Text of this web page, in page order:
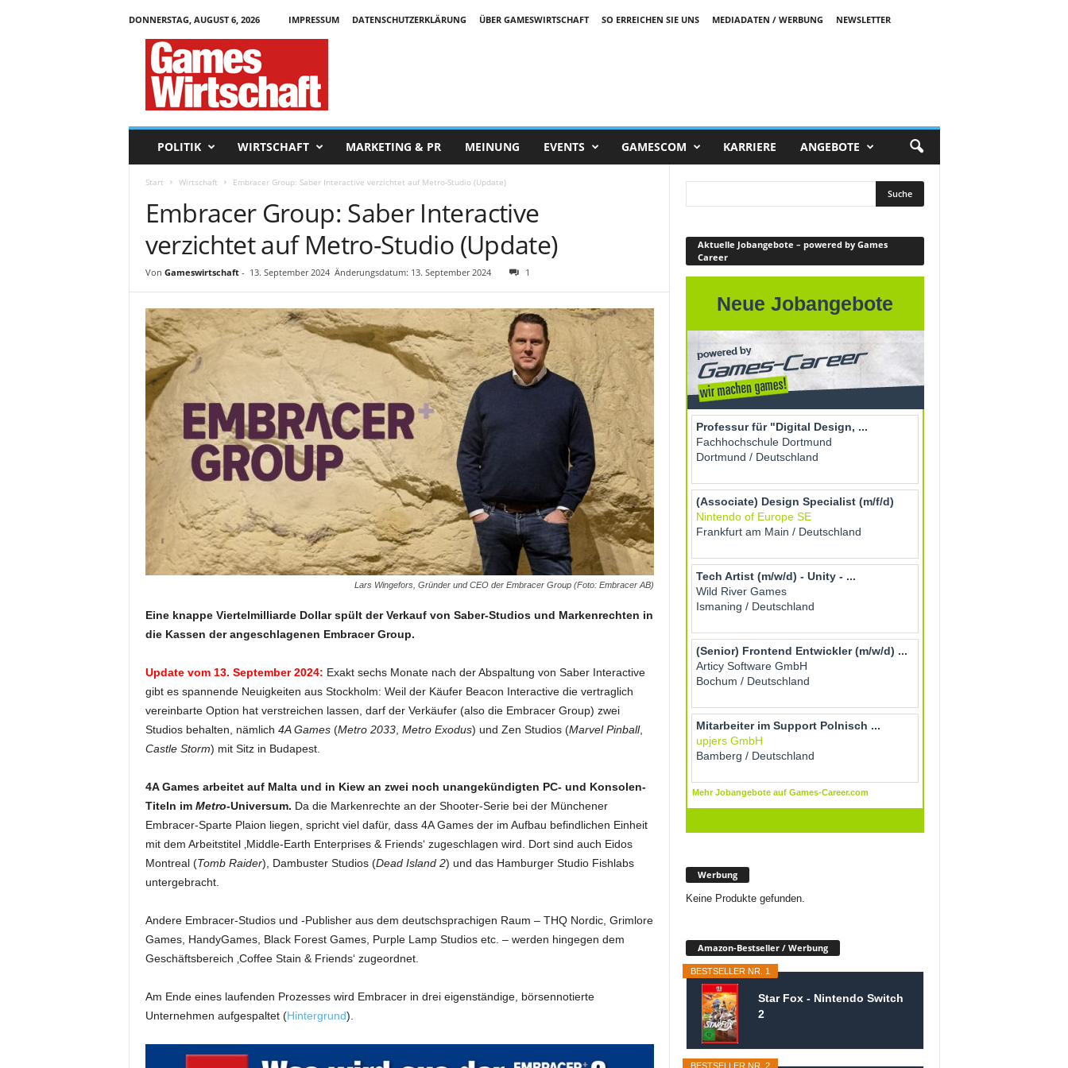
DONNERSTAG, AUGUST 6, 2026 IMPRESSUM DATENSCHUTZERKLÄRUNG ÜBER GAMESWIRTSCHAFT SO ERREICHEN SIE UNS MEDIADATEN / WERBUNG
NEWSLETTER
POLITIK WIRTSCHAFT MARKETING & PR MEINUNG EVENTS GAMESCOM KARRIERE ANGEBOTE
Start Wirtschaft Embracer Group: Saber Interactive verzichtet auf Metro-Studio (Update)
Embracer Group: Saber Interactive
verzichtet auf Metro-Studio (Update)
Von Gameswirtschaft- 13. September 2024 Änderungsdatum: 13. September 2024 1
Lars Wingefors, Gründer und CEO der Embracer Group (Foto: Embracer AB)
Eine knappe Viertelmilliarde Dollar spült der Verkauf von Saber-Studios und Markenrechten in
die Kassen der angeschlagenen Embracer Group.
Update vom 13. September 2024: Exakt sechs Monate nach der Abspaltung von Saber Interactive
gibt es spannende Neuigkeiten aus Stockholm: Weil der Käufer Beacon Interactive die vertraglich
vereinbarte Option hat verstreichen lassen, darf der Verkäufer (also die Embracer Group) zwei
Studios behalten, nämlich 4A Games(Metro 2033, Metro Exodus) und Zen Studios (Marvel Pinball,
Castle Storm) mit Sitz in Budapest.
4A Games arbeitet auf Malta und in Kiew an zwei noch unangekündigten PC- und Konsolen-
Titeln im Metro-Universum. Da die Markenrechte an der Shooter-Serie bei der Münchener
Embracer-Sparte Plaion liegen, spricht viel dafür, dass 4A Games der im Aufbau befindlichen Einheit
mit dem Arbeitstitel ‚Middle-Earth Enterprises & Friends‘ zugeschlagen wird. Dort sind auch Eidos
Montreal (Tomb Raider), Dambuster Studios (Dead Island 2) und das Hamburger Studio Fishlabs
untergebracht.
Andere Embracer-Studios und -Publisher aus dem deutschsprachigen Raum – THQ Nordic, Grimlore
Games, HandyGames, Black Forest Games, Purple Lamp Studios etc. – werden hingegen dem
Geschäftsbereich ‚Coffee Stain & Friends‘ zugeordnet.
Am Ende eines laufenden Prozesses wird Embracer in drei eigenständige, börsennotierte
Unternehmen aufgespaltet (Hintergrund).
Aktuelle Jobangebote – powered by Games
Career
Werbung
Keine Produkte gefunden.
Amazon-Bestseller / Werbung
BESTSELLER NR. 1
Star Fox - Nintendo Switch
2
BESTSELLER NR. 2